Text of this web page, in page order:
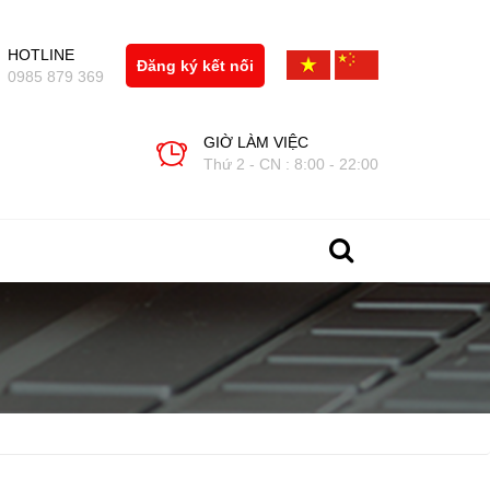
Đăng ký kết nối
HOTLINE
0985 879 369
GIỜ LÀM VIỆC
Thứ 2 - CN : 8:00 - 22:00